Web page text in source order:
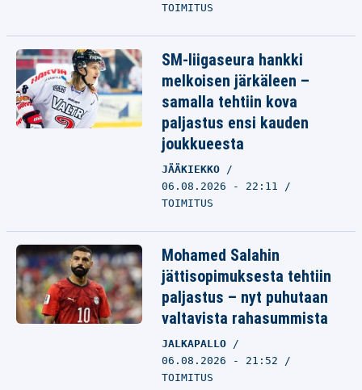
TOIMITUS
SM-liigaseura hankki
melkoisen järkäleen –
samalla tehtiin kova
paljastus ensi kauden
joukkueesta
JÄÄKIEKKO
06.08.2026 - 22:11
TOIMITUS
Mohamed Salahin
jättisopimuksesta tehtiin
paljastus – nyt puhutaan
valtavista rahasummista
JALKAPALLO
06.08.2026 - 21:52
TOIMITUS